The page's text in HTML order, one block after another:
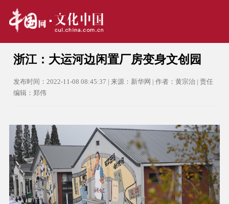
浙江：大运河边闲置厂房变身文创园
发布时间：2022-11-08 08:45:37 | 来源：新华网 | 作者：黄宗治 | 责任
编辑：郑伟